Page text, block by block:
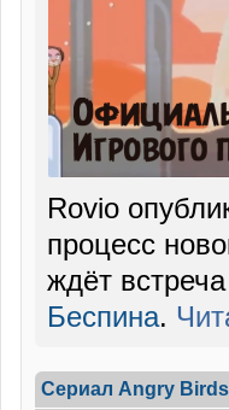
Rovio
процесс
ждёт
Беспина.
Сериал Angry